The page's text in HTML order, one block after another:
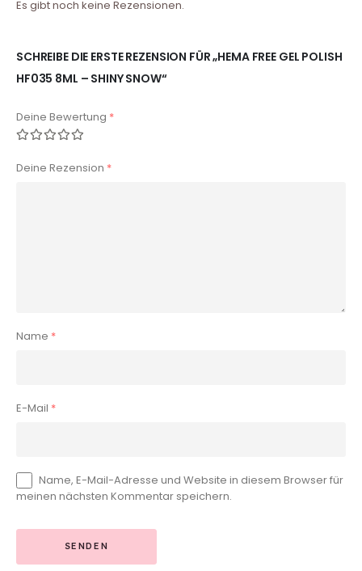
Es gibt noch keine Rezensionen.
SCHREIBE DIE ERSTE REZENSION FÜR „HEMA FREE GEL POLISH
HF035 8ML – SHINY SNOW“
Deine Bewertung *
Deine Rezension *
Name *
E-Mail *
Name, E-Mail-Adresse und Website in diesem Browser für
meinen nächsten Kommentar speichern.